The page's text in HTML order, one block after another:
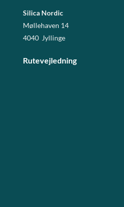
Silica Nordic
Møllehaven 14
4040 Jyllinge
Rutevejledning